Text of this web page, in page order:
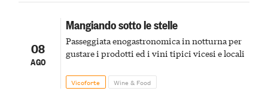
08
AGO
Mangiando sotto le stelle
Passeggiata enogastronomica in notturna per
gustare i prodotti ed i vini tipici vicesi e locali
Vicoforte Wine & Food